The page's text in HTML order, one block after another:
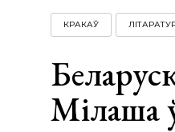
КРАКАЎ
Мілаша